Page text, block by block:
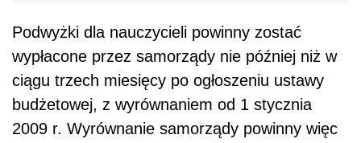
Podwyżki dla nauczycieli powinny zostać
wypłacone przez samorządy nie później niż w
ciągu trzech miesięcy po ogłoszeniu ustawy
budżetowej, z wyrównaniem od 1 stycznia
2009 r. Wyrównanie samorządy powinny więc